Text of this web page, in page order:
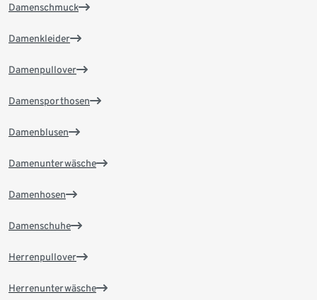
Damenschmuck
Damenkleider
Damenpullover
Damensporthosen
Damenblusen
Damenunterwäsche
Damenhosen
Damenschuhe
Herrenpullover
Herrenunterwäsche